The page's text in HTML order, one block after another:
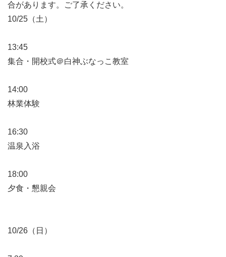
合があります。ご了承ください。
10/25（土）
13:45
集合・開校式＠白神ぶなっこ教室
14:00
林業体験
16:30
温泉入浴
18:00
夕食・懇親会
10/26（日）